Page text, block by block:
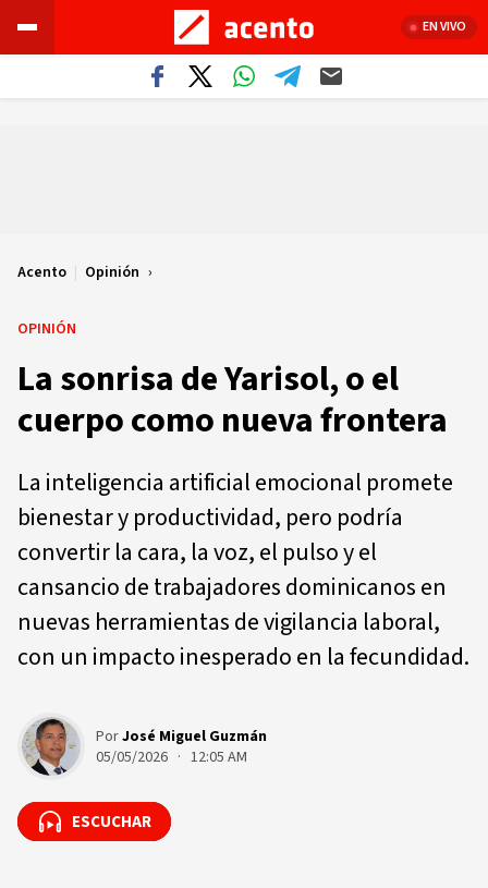
EN VIVO
Acento | Opinión
OPINIÓN
La sonrisa de Yarisol, o el
cuerpo como nueva frontera
La inteligencia artificial emocional promete
bienestar y productividad, pero podría
convertir la cara, la voz, el pulso y el
cansancio de trabajadores dominicanos en
nuevas herramientas de vigilancia laboral,
con un impacto inesperado en la fecundidad.
PorJosé Miguel Guzmán
05/05/2026 · 12:05 AM
ESCUCHAR
ESCUCHAR